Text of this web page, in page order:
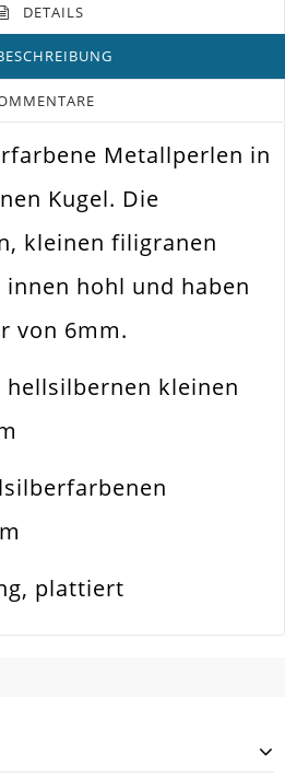
DETAILS
Spacer
Armbänder. Ohrringe.
Glänzend
Metallperlen in
Kugel. Die
kleinen filigranen
hohl und haben
von 6mm.
kleinen
plattiert